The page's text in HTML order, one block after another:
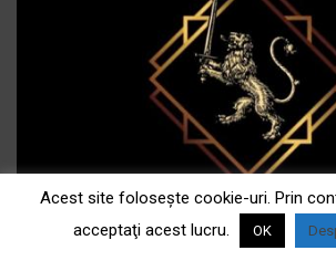
Acest site foloseşte cookie-uri. Prin
acceptaţi acest lucru.
OK